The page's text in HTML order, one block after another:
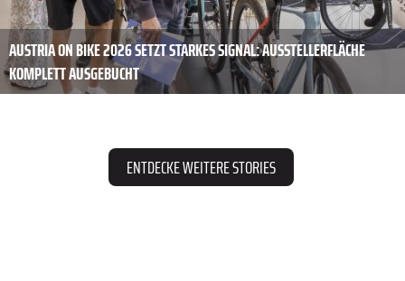
AUSTRIA ON BIKE 2026 SETZT STARKES SIGNAL: AUSSTELLERFLÄCHE
KOMPLETT AUSGEBUCHT
ENTDECKE WEITERE STORIES